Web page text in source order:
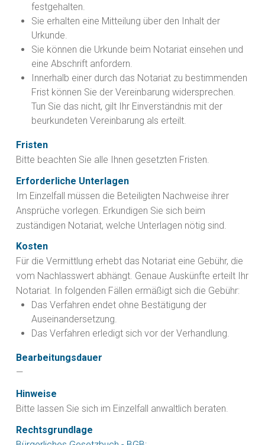
festgehalten.
Sie erhalten eine Mitteilung über den Inhalt der
Urkunde.
Sie können die Urkunde beim Notariat einsehen und
eine Abschrift anfordern.
Innerhalb einer durch das Notariat zu bestimmenden
Frist können Sie der Vereinbarung widersprechen.
Tun Sie das nicht, gilt Ihr Einverständnis mit der
beurkundeten Vereinbarung als erteilt.
Fristen
Bitte beachten Sie alle Ihnen gesetzten Fristen.
Erforderliche Unterlagen
Im Einzelfall müssen die Beteiligten Nachweise ihrer
Ansprüche vorlegen. Erkundigen Sie sich beim
zuständigen Notariat, welche Unterlagen nötig sind.
Kosten
Für die Vermittlung erhebt das Notariat eine Gebühr, die
vom Nachlasswert abhängt. Genaue Auskünfte erteilt Ihr
Notariat. In folgenden Fällen ermäßigt sich die Gebühr:
Das Verfahren endet ohne Bestätigung der
Auseinandersetzung.
Das Verfahren erledigt sich vor der Verhandlung.
Bearbeitungsdauer
—
Hinweise
Bitte lassen Sie sich im Einzelfall anwaltlich beraten.
Rechtsgrundlage